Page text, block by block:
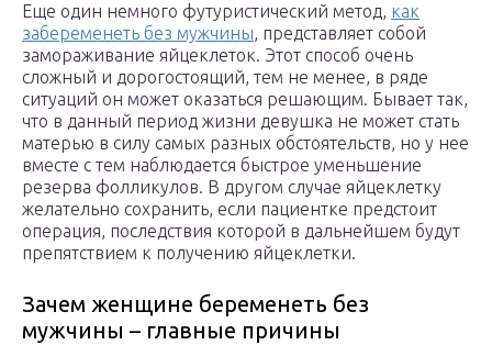
Еще один немного футуристический метод, как
забеременеть без мужчины, представляет собой
замораживание яйцеклеток. Этот способ очень
сложный и дорогостоящий, тем не менее, в ряде
ситуаций он может оказаться решающим. Бывает так,
что в данный период жизни девушка не может стать
матерью в силу самых разных обстоятельств, но у нее
вместе с тем наблюдается быстрое уменьшение
резерва фолликулов. В другом случае яйцеклетку
желательно сохранить, если пациентке предстоит
операция, последствия которой в дальнейшем будут
препятствием к получению яйцеклетки.
Зачем женщине беременеть без
мужчины – главные причины